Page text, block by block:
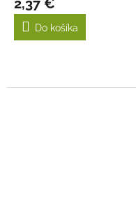
2,37 €
Do košíka